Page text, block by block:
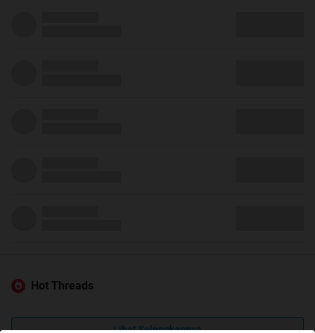
Hot Threads
Lihat Selengkapnya